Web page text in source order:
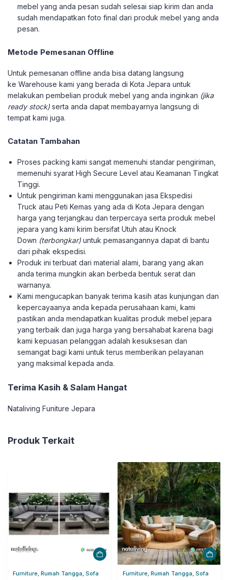
mebel yang anda pesan sudah selesai siap kirim dan anda
sudah mendapatkan foto final dari produk mebel yang anda
pesan.
Metode Pemesanan Offline
Untuk pemesanan offline anda bisa datang langsung
ke Warehouse kami yang berada di Kota Jepara untuk
melakukan pembelian produk mebel yang anda inginkan (jika
ready stock) serta anda dapat membayarnya langsung di
tempat kami juga.
Catatan Tambahan
Proses packing kami sangat memenuhi standar pengiriman,
memenuhi syarat High Secure Level atau Keamanan Tingkat
Tinggi.
Untuk pengiriman kami menggunakan jasa Ekspedisi
Truck atau Peti Kemas yang ada di Kota Jepara dengan
harga yang terjangkau dan terpercaya serta produk mebel
jepara yang kami kirim bersifat Utuh atau Knock
Down (terbongkar) untuk pemasangannya dapat di bantu
dari pihak ekspedisi.
Produk ini terbuat dari material alami, barang yang akan
anda terima mungkin akan berbeda bentuk serat dan
warnanya.
Kami mengucapkan banyak terima kasih atas kunjungan dan
kepercayaanya anda kepada perusahaan kami, kami
pastikan anda mendapatkan kualitas produk mebel jepara
yang terbaik dan juga harga yang bersahabat karena bagi
kami kepuasan pelanggan adalah kesuksesan dan
semangat bagi kami untuk terus memberikan pelayanan
yang maksimal kepada anda.
Terima Kasih & Salam Hangat
Nataliving Funiture Jepara
Produk Terkait
Furniture, Rumah Tangga, Sofa Furniture, Rumah Tangga, Sofa